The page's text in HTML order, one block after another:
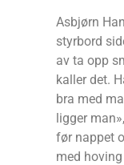
Asbjørn
styrbord
av ta opp
kaller det.
bra med
ligger
før nappet
med